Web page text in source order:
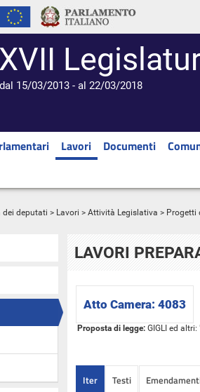
XVII
dal 15/03/2013 - al 22/03/2018
Lavori Documenti
dei deputati > Lavori > Attività Legislativa > Progetti
LAVORI
Atto Camera: 4083
Proposta di legge: GIGLI ed
Iter Testi